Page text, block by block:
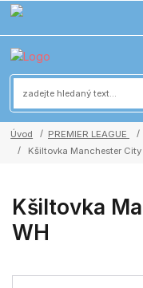
Úvod PREMIER LEAGUE
Kšiltovka Manchester City
Kšiltovka
WH